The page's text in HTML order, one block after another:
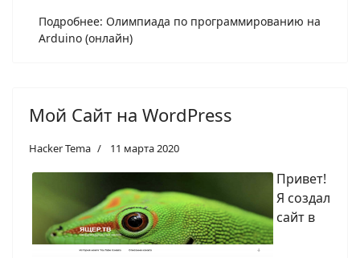
Подробнее: Олимпиада по программированию на
Arduino (онлайн)
Мой Сайт на WordPress
Hacker Tema 11 марта 2020
Привет!
Я создал
сайт в